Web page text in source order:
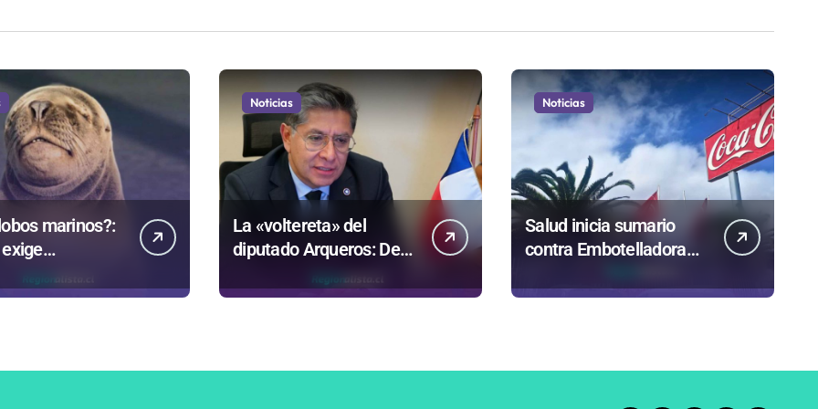
marinos?:
Noticias
La «voltereta» del
diputado Arqueros: De
estar de acuerdo con
privatizar Codelco a
Noticias
Salud inicia sumario
contra Embotelladora
caldera por graves